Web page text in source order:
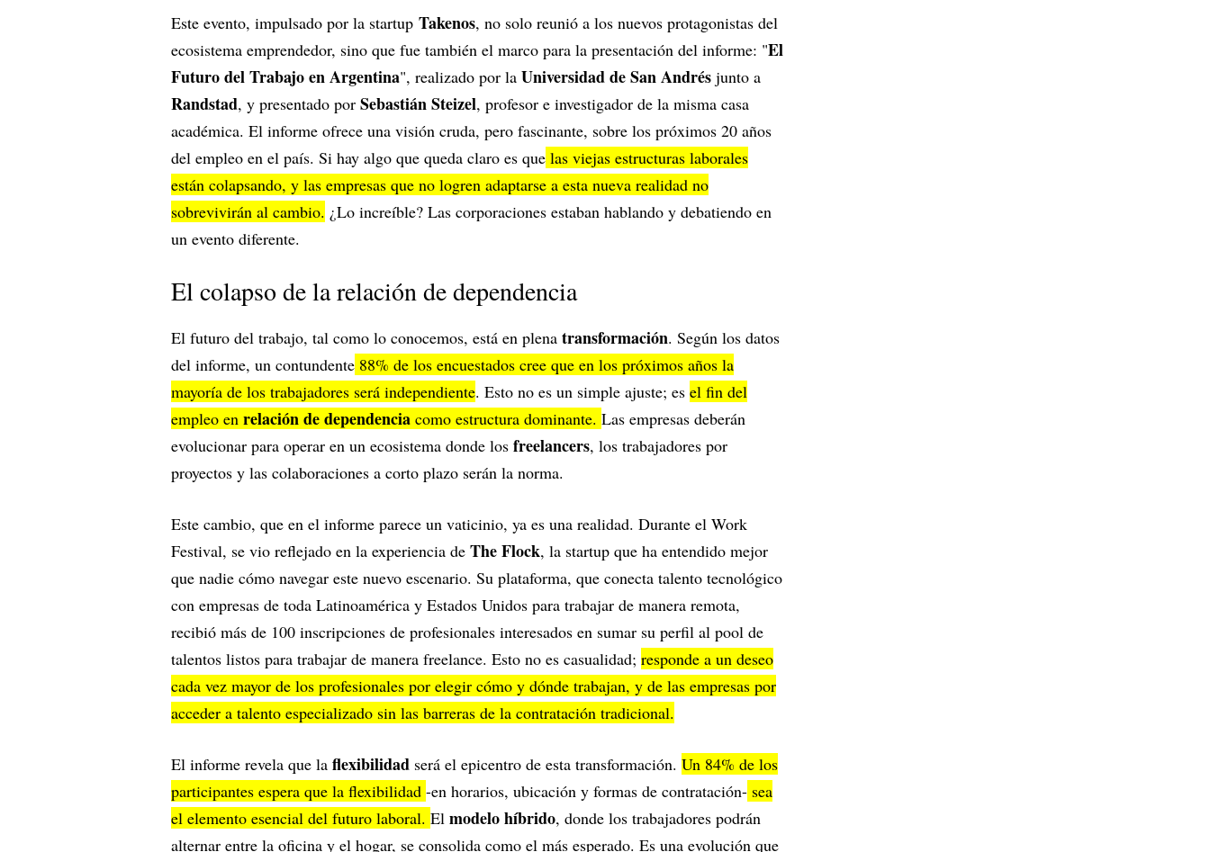
Este evento, impulsado por la startup Takenos, no solo reunió a los nuevos protagonistas del
ecosistema emprendedor, sino que fue también el marco para la presentación del informe: "El
Futuro del Trabajo en Argentina", realizado por la Universidad de San Andrés junto a
Randstad, y presentado por Sebastián Steizel, profesor e investigador de la misma casa
académica. El informe ofrece una visión cruda, pero fascinante, sobre los próximos 20 años
del empleo en el país. Si hay algo que queda claro es que las viejas estructuras laborales
están colapsando, y las empresas que no logren adaptarse a esta nueva realidad no
sobrevivirán al cambio. ¿Lo increíble? Las corporaciones estaban hablando y debatiendo en
un evento diferente.
El colapso de la relación de dependencia
El futuro del trabajo, tal como lo conocemos, está en plena transformación. Según los datos
del informe, un contundente 88% de los encuestados cree que en los próximos años la
mayoría de los trabajadores será independiente. Esto no es un simple ajuste; es el fin del
empleo en relación de dependencia como estructura dominante. Las empresas deberán
evolucionar para operar en un ecosistema donde los freelancers, los trabajadores por
proyectos y las colaboraciones a corto plazo serán la norma.
Este cambio, que en el informe parece un vaticinio, ya es una realidad. Durante el Work
Festival, se vio reflejado en la experiencia de The Flock, la startup que ha entendido mejor
que nadie cómo navegar este nuevo escenario. Su plataforma, que conecta talento tecnológico
con empresas de toda Latinoamérica y Estados Unidos para trabajar de manera remota,
recibió más de 100 inscripciones de profesionales interesados en sumar su perfil al pool de
talentos listos para trabajar de manera freelance. Esto no es casualidad; responde a un deseo
cada vez mayor de los profesionales por elegir cómo y dónde trabajan, y de las empresas por
acceder a talento especializado sin las barreras de la contratación tradicional.
El informe revela que la flexibilidad será el epicentro de esta transformación. Un 84% de los
participantes espera que la flexibilidad -en horarios, ubicación y formas de contratación- sea
el elemento esencial del futuro laboral. El modelo híbrido, donde los trabajadores podrán
alternar entre la oficina y el hogar, se consolida como el más esperado. Es una evolución que